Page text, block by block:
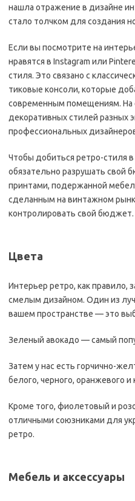
нашла отражение в дизайне
стало толчком для создания
Если вы посмотрите на
нравятся в Instagram или
стиля. Это связано с
тиковые консоли, которые
современным помещениям.
декоративных стилей разных
профессиональных
Чтобы добиться ретро-стиля
обязательно разрушать свой
принтами, подержанной
сделанным на винтажном
контролировать свой бюджет.
Цвета
Интерьер ретро, как правило,
смелым дизайном. Один из
вашем пространстве — это
​​Зеленый авокадо — самый
Затем у нас есть горчично-
белого, черного, оранжевого и
Кроме того, фиолетовый и
отличными союзниками для
ретро.
Мебель и аксессуары